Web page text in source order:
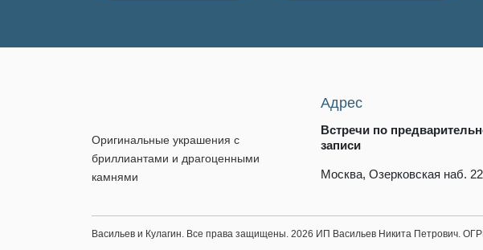
Оригинальные украшения с
бриллиантами и драгоценными
камнями
Адрес
Встречи по
записи
Москва, Озерковская наб.
Васильев и Кулагин. Все права защищены. 2026 ИП Васильев Никита Петрович.